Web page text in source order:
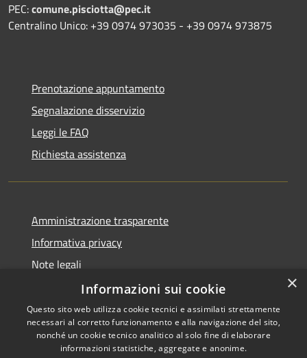
PEC:comune.pisciotta@pec.it
Centralino Unico: +39 0974 973035 - +39 0974 973875
Prenotazione appuntamento
Segnalazione disservizio
Leggi le FAQ
Richiesta assistenza
Amministrazione trasparente
Informativa privacy
Note legali
Dichiarazione di accessibilità
×
Informazioni sui cookie
Questo sito web utilizza cookie tecnici e assimilati strettamente
necessari al corretto funzionamento e alla navigazione del sito,
nonché un cookie tecnico analitico al solo fine di elaborare
informazioni statistiche, aggregate e anonime.